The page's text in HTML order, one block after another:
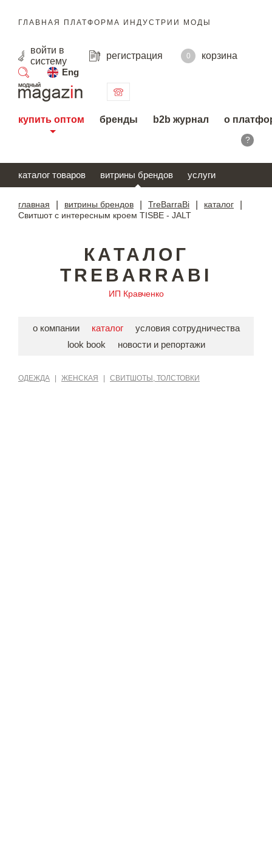
ГЛАВНАЯ ПЛАТФОРМА ИНДУСТРИИ МОДЫ
войти в
систему
регистрация 0
корзина
Eng
поиск
купить оптом бренды b2b журнал о
?
каталог товаров витрины брендов услуги
главная витрины брендов TreBarraBi каталог
Свитшот с интересным кроем TISBE - JALT
КАТАЛОГ
TREBARRABI
ИП Кравченко
о компании каталог
условия сотрудничества
look book
новости и репортажи
ОДЕЖДА ЖЕНСКАЯ СВИТШОТЫ, ТОЛСТОВКИ